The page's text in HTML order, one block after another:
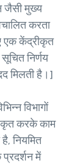
जैसी मुख्य
करता
एक केंद्रीकृत
निर्णय
मिलती है।]
विभागों
करके काम
नियमित
में